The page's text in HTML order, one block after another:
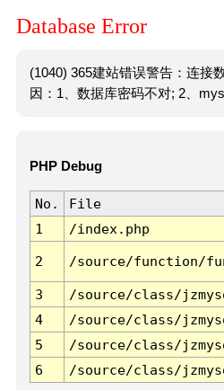
Database Error
(1040) 365建站错误警告：连接
因：1、数据库密码不对; 2、
PHP Debug
No. File
1
/index.php
2 /source/function/
3 /source/class/
4
/source/class/
5
/source/class/
6
/source/class/